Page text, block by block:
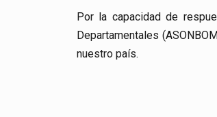
Por la capacidad de
Departamentales
nuestro país.